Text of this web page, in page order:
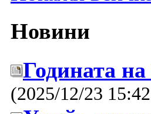
Новини
Годината
(2025/12/23